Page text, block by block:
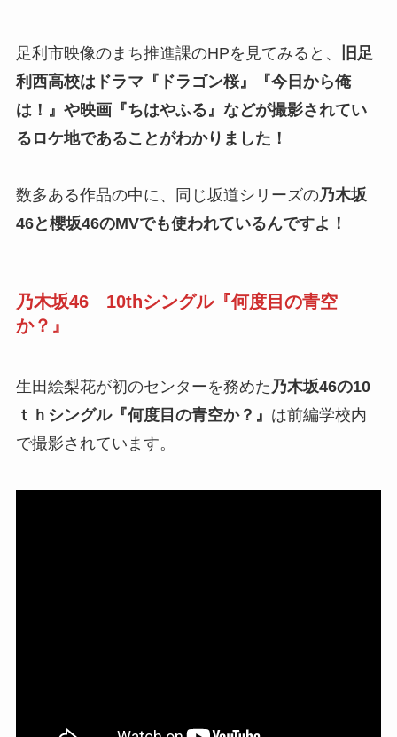
足利市映像のまち推進課のHPを見てみると、
旧足
利西高校はドラマ『ドラゴン桜』『今日から俺
は！』や映画『ちはやふる』などが撮影されてい
るロケ地であることがわかりました！
数多ある作品の中に、同じ坂道シリーズの乃木坂
46と櫻坂46のMVでも使われているんですよ！
乃木坂46 10thシングル『何度目の青空
か？』
生田絵梨花が初のセンターを務めた乃木坂46の10
ｔｈシングル『何度目の青空か？』 は前編学校内
で撮影されています。